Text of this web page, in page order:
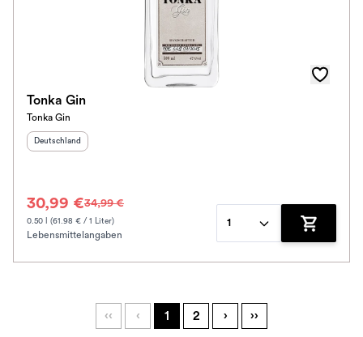
Tonka Gin
Tonka Gin
Herkunftsland
Deutschland
30,99 €34,99 €
0.50 l (61.98 € / 1 Liter)
Lebensmittelangaben
1
Zum
‹‹ ‹ 1 2 › ››